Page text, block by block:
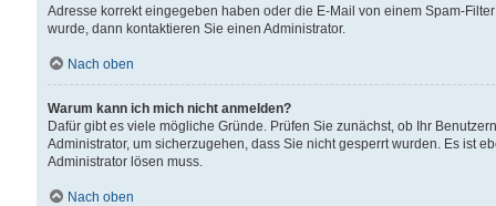
Adresse korrekt eingegeben haben oder die E-Mail von einem Spam-
wurde, dann kontaktieren Sie einen Administrator.
Nach oben
Warum kann ich mich nicht anmelden?
Dafür gibt es viele mögliche Gründe. Prüfen Sie zunächst, ob Ihr
Administrator, um sicherzugehen, dass Sie nicht gesperrt wurden. Es ist
Administrator lösen muss.
Nach oben